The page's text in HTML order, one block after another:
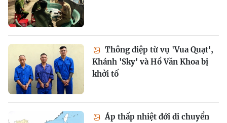
Thông điệp từ vụ 'Vua Quạt',
Khánh 'Sky' và Hồ Văn Khoa bị
khởi tố
Áp thấp nhiệt đới di chuyển